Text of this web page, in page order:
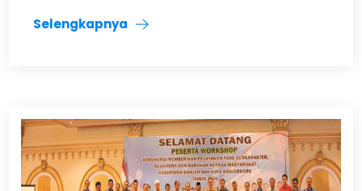
Selengkapnya